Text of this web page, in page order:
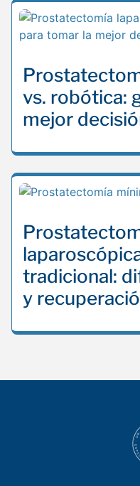
vs. robótica:
mejor
tradicional:
y